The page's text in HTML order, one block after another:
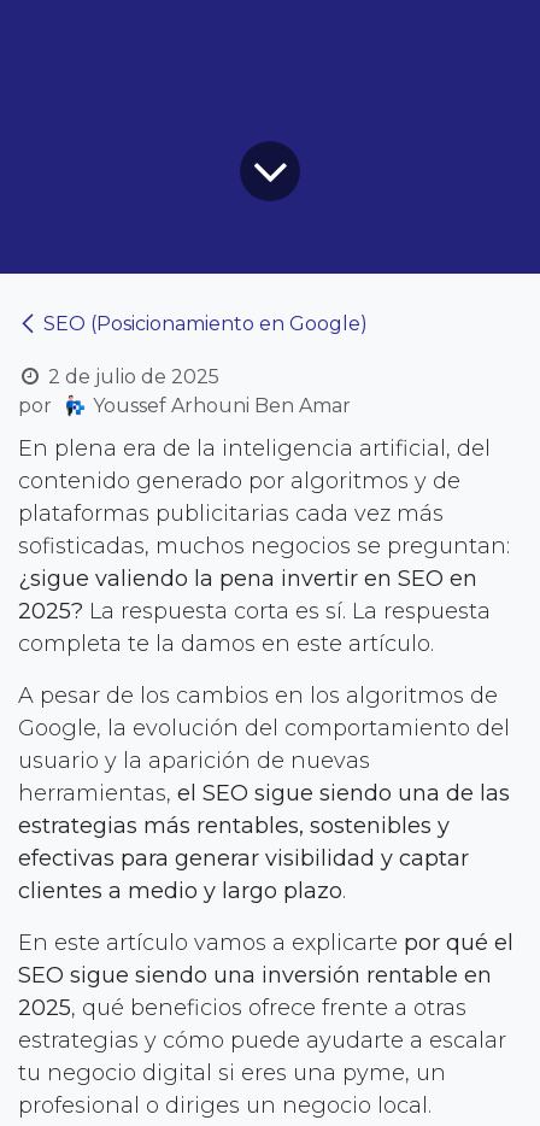
SEO (Posicionamiento en Google)
2 de julio de 2025
por
Youssef Arhouni Ben Amar
En plena era de la inteligencia artificial, del
contenido generado por algoritmos y de
plataformas publicitarias cada vez más
sofisticadas, muchos negocios se preguntan:
¿sigue valiendo la pena invertir en SEO en
2025? La respuesta corta es sí. La respuesta
completa te la damos en este artículo.
A pesar de los cambios en los algoritmos de
Google, la evolución del comportamiento del
usuario y la aparición de nuevas
herramientas, el SEO sigue siendo una de las
estrategias más rentables, sostenibles y
efectivas para generar visibilidad y captar
clientes a medio y largo plazo.
En este artículo vamos a explicarte por qué el
SEO sigue siendo una inversión rentable en
2025, qué beneficios ofrece frente a otras
estrategias y cómo puede ayudarte a escalar
tu negocio digital si eres una pyme, un
profesional o diriges un negocio local.